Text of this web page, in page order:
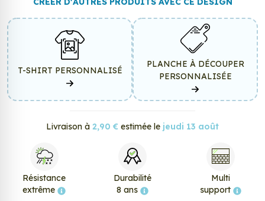
T-SHIRT PERSONNALISÉ
PLANCHE À DÉCOUPER
PERSONNALISÉE
Livraison à 2,90 € estimée le jeudi 13 août
Résistance
extrême
Durabilité
8 ans
Multi
support